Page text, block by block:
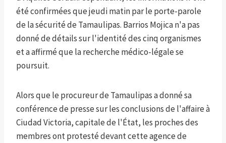
été confirmées que jeudi matin par le porte-parole
de la sécurité de Tamaulipas. Barrios Mojica n'a pas
donné de détails sur l'identité des cinq organismes
et a affirmé que la recherche médico-légale se
poursuit.
Alors que le procureur de Tamaulipas a donné sa
conférence de presse sur les conclusions de l'affaire à
Ciudad Victoria, capitale de l'État, les proches des
membres ont protesté devant cette agence de